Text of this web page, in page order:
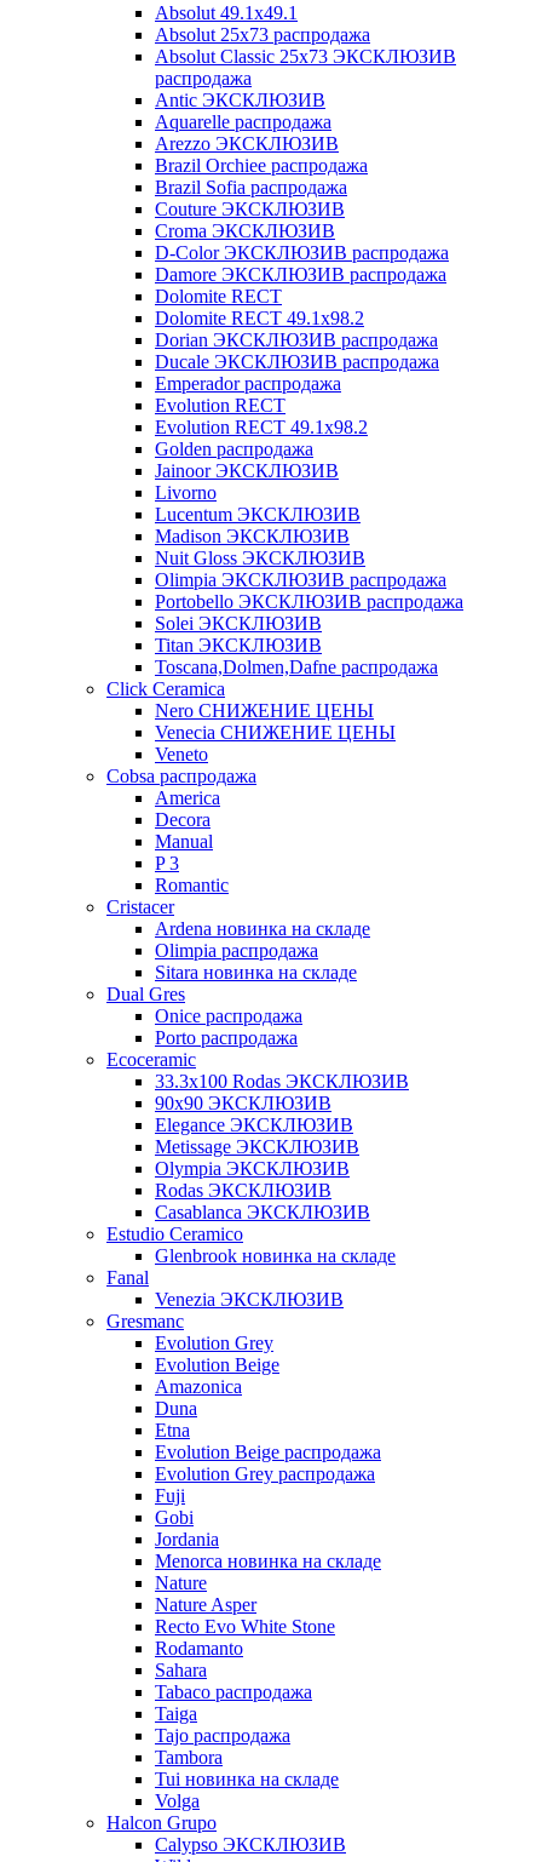
Absolut 49.1x49.1
Absolut 25x73 распродажа
Absolut Classic 25x73 ЭКСКЛЮЗИВ
распродажа
Antic ЭКСКЛЮЗИВ
Aquarelle распродажа
Arezzo ЭКСКЛЮЗИВ
Brazil Orchiee распродажа
Brazil Sofia распродажа
Couture ЭКСКЛЮЗИВ
Croma ЭКСКЛЮЗИВ
D-Color ЭКСКЛЮЗИВ распродажа
Damore ЭКСКЛЮЗИВ распродажа
Dolomite RECT
Dolomite RECT 49.1x98.2
Dorian ЭКСКЛЮЗИВ распродажа
Ducale ЭКСКЛЮЗИВ распродажа
Emperador распродажа
Evolution RECT
Evolution RECT 49.1x98.2
Golden распродажа
Jainoor ЭКСКЛЮЗИВ
Livorno
Lucentum ЭКСКЛЮЗИВ
Madison ЭКСКЛЮЗИВ
Nuit Gloss ЭКСКЛЮЗИВ
Olimpia ЭКСКЛЮЗИВ распродажа
Portobello ЭКСКЛЮЗИВ распродажа
Solei ЭКСКЛЮЗИВ
Titan ЭКСКЛЮЗИВ
Toscana,Dolmen,Dafne распродажа
Cliсk Ceramica
Nero СНИЖЕНИЕ ЦЕНЫ
Venecia СНИЖЕНИЕ ЦЕНЫ
Veneto
Cobsa распродажа
America
Decora
Manual
P 3
Romantic
Cristacer
Ardena новинка на складе
Olimpia распродажа
Sitara новинка на складе
Dual Gres
Onice распродажа
Porto распродажа
Ecoceramic
33.3х100 Rodas ЭКСКЛЮЗИВ
90x90 ЭКСКЛЮЗИВ
Elegance ЭКСКЛЮЗИВ
Metissage ЭКСКЛЮЗИВ
Olympia ЭКСКЛЮЗИВ
Rodas ЭКСКЛЮЗИВ
Сasablanca ЭКСКЛЮЗИВ
Estudio Ceramico
Glenbrook новинка на складе
Fanal
Venezia ЭКСКЛЮЗИВ
Gresmanc
Evolution Grey
Evolution Beige
Amazonica
Duna
Etna
Evolution Beige распродажа
Evolution Grey распродажа
Fuji
Gobi
Jordania
Menorca новинка на складе
Nature
Nature Asper
Recto Evo White Stone
Rodamanto
Sahara
Tabaco распродажа
Taiga
Tajo распродажа
Tambora
Tui новинка на складе
Volga
Halcon Grupo
Calypso ЭКСКЛЮЗИВ